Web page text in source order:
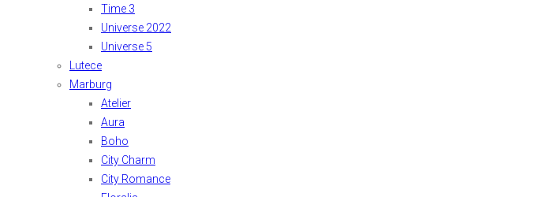
Time 3
Universe 2022
Universe 5
Lutece
Marburg
Atelier
Aura
Boho
City Charm
City Romance